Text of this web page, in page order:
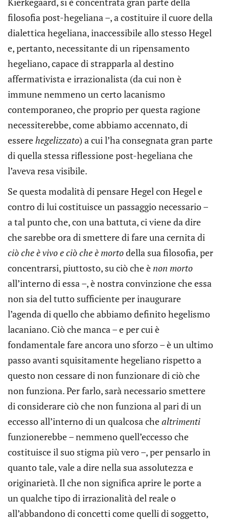
filosofia post-hegeliana –, a costituire il cuore della
dialettica hegeliana, inaccessibile allo stesso Hegel
e, pertanto, necessitante di un ripensamento
hegeliano, capace di strapparla al destino
affermativista e irrazionalista (da cui non è
immune nemmeno un certo lacanismo
contemporaneo, che proprio per questa ragione
necessiterebbe, come abbiamo accennato, di
esserehegelizzato) a cui l’ha consegnata gran parte
di quella stessa riflessione post-hegeliana che
l’aveva resa visibile.
Se questa modalità di pensare Hegel con Hegel e
contro di lui costituisce un passaggio necessario –
a tal punto che, con una battuta, ci viene da dire
che sarebbe ora di smettere di fare una cernita di
ciò che è vivo e ciò che è mortodella sua filosofia, per
concentrarsi, piuttosto, su ciò che ènon morto
all’interno di essa –, è nostra convinzione che essa
non sia del tutto sufficiente per inaugurare
l’agenda di quello che abbiamo definito hegelismo
lacaniano. Ciò che manca – e per cui è
fondamentale fare ancora uno sforzo – è un ultimo
passo avanti squisitamente hegeliano rispetto a
questo non cessare di non funzionare di ciò che
non funziona. Per farlo, sarà necessario smettere
di considerare ciò che non funziona al pari di un
eccesso all’interno di un qualcosa chealtrimenti
funzionerebbe – nemmeno quell’eccesso che
costituisce il suo stigma più vero –, per pensarlo in
quanto tale, vale a dire nella sua assolutezza e
originarietà. Il che non significa aprire le porte a
un qualche tipo di irrazionalità del reale o
all’abbandono di concetti come quelli di soggetto,